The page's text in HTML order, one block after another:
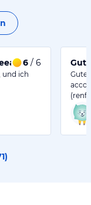
Pöder
6 / 6
und ich
)